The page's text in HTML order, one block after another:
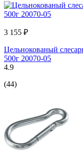
3 155 ₽
Цельнокованый
500г 20070-05
4.9
(44)